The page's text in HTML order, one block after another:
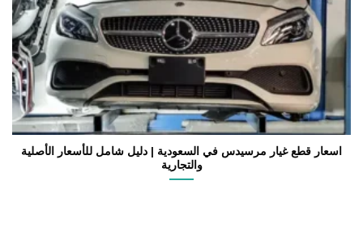
اسعار قطع غيار مرسيدس في السعودية | دليل شامل للأسعار الأصلية
والتجارية